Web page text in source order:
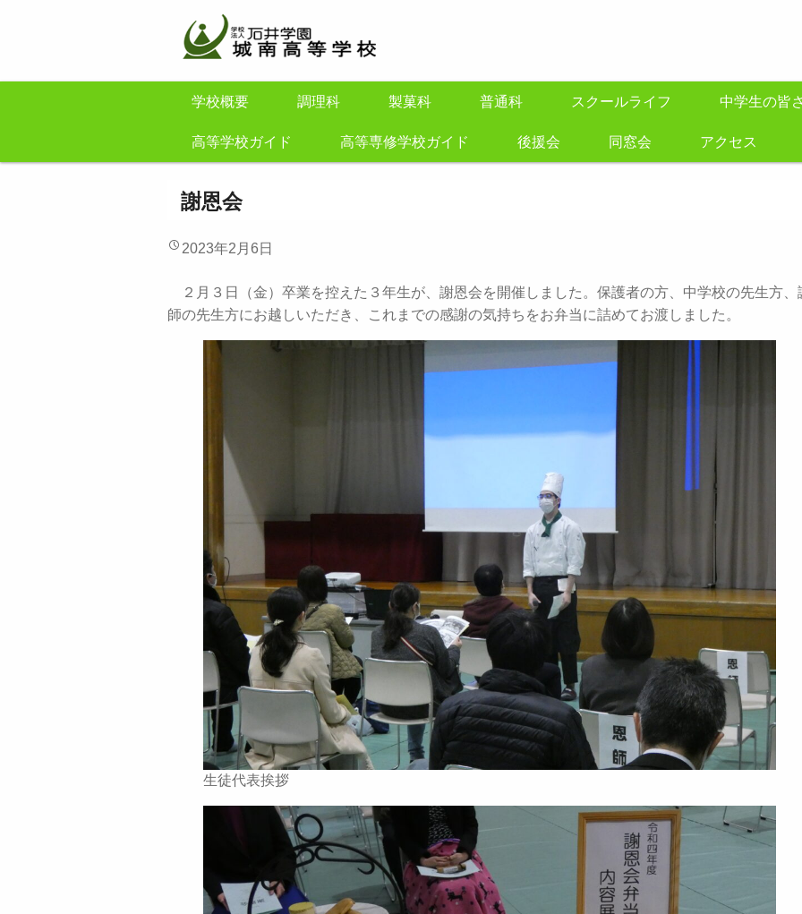
学校概要 調理科 製菓科 普通科 スクールライフ 中学生の皆
高等学校ガイド 高等専修学校ガイド 後援会 同窓会 アクセス
謝恩会
2023年2月6日
２月３日（金）卒業を控えた３年生が、謝恩会を開催しました。保護者の方、中学校の先生方、
師の先生方にお越しいただき、これまでの感謝の気持ちをお弁当に詰めてお渡しました。
生徒代表挨拶